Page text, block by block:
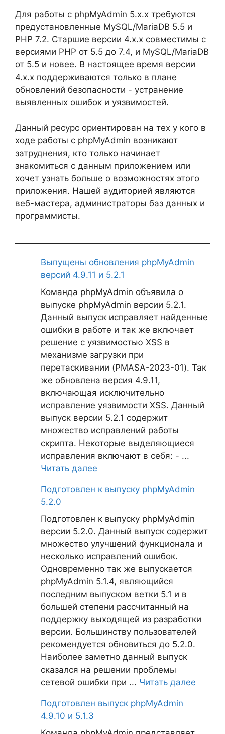
Для работы с phpMyAdmin 5.x.x требуются
предустановленные MySQL/MariaDB 5.5 и
PHP 7.2. Старшие версии 4.x.x совместимы с
версиями PHP от 5.5 до 7.4, и MySQL/MariaDB
от 5.5 и новее. В настоящее время версии
4.x.x поддерживаются только в плане
обновлений безопасности - устранение
выявленных ошибок и уязвимостей.
Данный ресурс ориентирован на тех у кого в
ходе работы с phpMyAdmin возникают
затруднения, кто только начинает
знакомиться с данным приложением или
хочет узнать больше о возможностях этого
приложения. Нашей аудиторией являются
веб-мастера, администраторы баз данных и
программисты.
Выпущены обновления phpMyAdmin
версий 4.9.11 и 5.2.1
Команда phpMyAdmin объявила о
выпуске phpMyAdmin версии 5.2.1.
Данный выпуск исправляет найденные
ошибки в работе и так же включает
решение с уязвимостью XSS в
механизме загрузки при
перетаскивании (PMASA-2023-01). Так
же обновлена версия 4.9.11,
включающая исключительно
исправление уязвимости XSS. Данный
выпуск версии 5.2.1 содержит
множество исправлений работы
скрипта. Некоторые выделяющиеся
исправления включают в себя: - ...
Читать далее
Подготовлен к выпуску phpMyAdmin
5.2.0
Подготовлен к выпуску phpMyAdmin
версии 5.2.0. Данный выпуск содержит
множество улучшений функционала и
несколько исправлений ошибок.
Одновременно так же выпускается
phpMyAdmin 5.1.4, являющийся
последним выпуском ветки 5.1 и в
большей степени рассчитанный на
поддержку выходящей из разработки
версии. Большинству пользователей
рекомендуется обновиться до 5.2.0.
Наиболее заметно данный выпуск
сказался на решении проблемы
сетевой ошибки при ... Читать далее
Подготовлен выпуск phpMyAdmin
4.9.10 и 5.1.3